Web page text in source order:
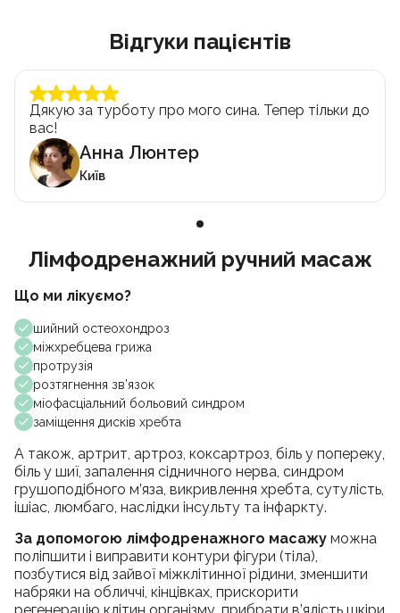
Відгуки пацієнтів
Дякую за турботу про мого сина. Тепер тільки до
вас!
Анна Люнтер
Київ
Лімфодренажний ручний масаж
Що ми лікуємо?
шийний остеохондроз
міжхребцева грижа
протрузія
розтягнення зв’язок
міофасціальний больовий синдром
заміщення дисків хребта
А також, артрит, артроз, коксартроз, біль у попереку,
біль у шиї, запалення сідничного нерва, синдром
грушоподібного м’яза, викривлення хребта, сутулість,
ішіас, люмбаго, наслідки інсульту та інфаркту.
За допомогою лімфодренажного масажу можна
поліпшити і виправити контури фігури (тіла),
позбутися від зайвої міжклітинної рідини, зменшити
набряки на обличчі, кінцівках, прискорити